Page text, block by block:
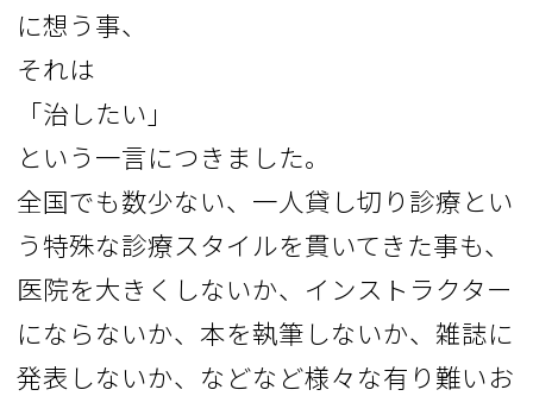
に想う事、
それは
「治したい」
という一言につきました。
全国でも数少ない、一人貸し切り診療とい
う特殊な診療スタイルを貫いてきた事も、
医院を大きくしないか、インストラクター
にならないか、本を執筆しないか、雑誌に
発表しないか、などなど様々な有り難いお